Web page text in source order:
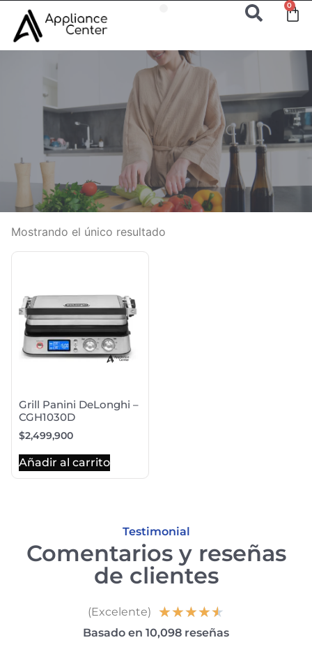
0
Mostrando el único resultado
Grill Panini DeLonghi –
CGH1030D
$2,499,900
Añadir al carrito
Testimonial
Comentarios y reseñas
de clientes
(Excelente) ★★★★★
Basado en 10,098 reseñas